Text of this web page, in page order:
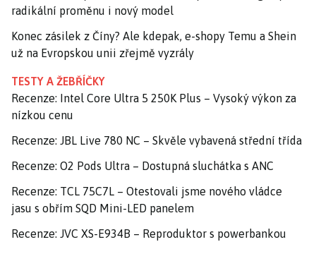
radikální proměnu i nový model
Konec zásilek z Číny? Ale kdepak, e-shopy Temu a Shein
už na Evropskou unii zřejmě vyzrály
TESTY A ŽEBŘÍČKY
Recenze: Intel Core Ultra 5 250K Plus – Vysoký výkon za
nízkou cenu
Recenze: JBL Live 780 NC – Skvěle vybavená střední třída
Recenze: O2 Pods Ultra – Dostupná sluchátka s ANC
Recenze: TCL 75C7L – Otestovali jsme nového vládce
jasu s obřím SQD Mini-LED panelem
Recenze: JVC XS-E934B – Reproduktor s powerbankou